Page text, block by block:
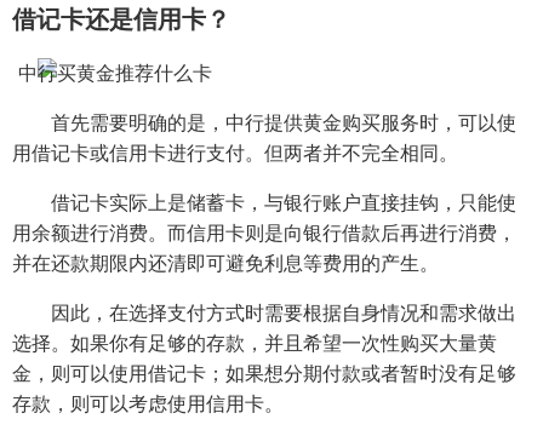
借记卡还是信用卡？
首先需要明确的是，中行提供黄金购买服务时，可以使
用借记卡或信用卡进行支付。但两者并不完全相同。
借记卡实际上是储蓄卡，与银行账户直接挂钩，只能使
用余额进行消费。而信用卡则是向银行借款后再进行消费，
并在还款期限内还清即可避免利息等费用的产生。
因此，在选择支付方式时需要根据自身情况和需求做出
选择。如果你有足够的存款，并且希望一次性购买大量黄
金，则可以使用借记卡；如果想分期付款或者暂时没有足够
存款，则可以考虑使用信用卡。